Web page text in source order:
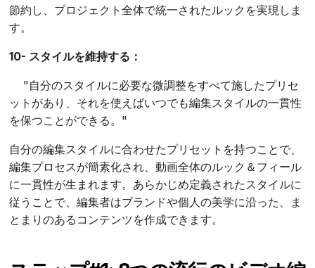
節約し、プロジェクト全体で統一されたルックを実現しま
す。
10- スタイルを維持する：
"自分のスタイルに必要な微調整をすべて施したプリセ
ットがあり、それを使えばいつでも編集スタイルの一貫性
を保つことができる。"
自分の編集スタイルに合わせたプリセットを持つことで、
編集プロセスが簡素化され、動画全体のルック＆フィール
に一貫性が生まれます。あらかじめ定義されたスタイルに
従うことで、編集者はブランドや個人の美学に沿った、ま
とまりのあるコンテンツを作成できます。